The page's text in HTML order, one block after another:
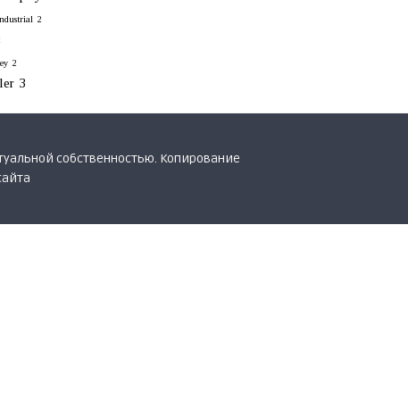
2
2
3
собственностью. Копирование